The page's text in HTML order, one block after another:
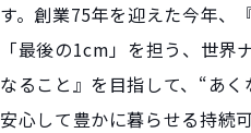
す。創業75年を迎えた今年、
「最後の1cm」を担う、世
なること』を目指して、“あ
安心して豊かに暮らせる持続